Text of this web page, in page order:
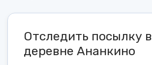
Отследить посылку в
деревне Ананкино